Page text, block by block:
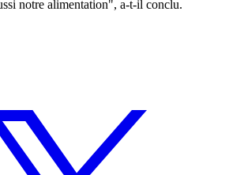
notre alimentation", a-t-il conclu.